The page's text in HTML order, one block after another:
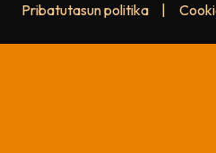
Pribatutasun politika